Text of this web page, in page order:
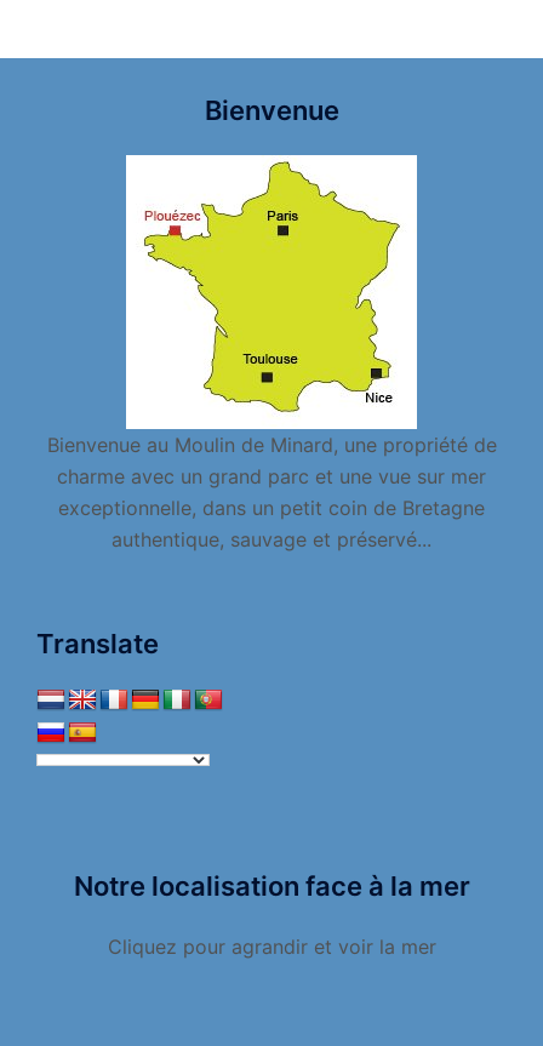
Bienvenue
Bienvenue au Moulin de Minard, une propriété de
charme avec un grand parc et une vue sur mer
exceptionnelle, dans un petit coin de Bretagne
authentique, sauvage et préservé...
Translate
Notre localisation face à la mer
Cliquez pour agrandir et voir la mer